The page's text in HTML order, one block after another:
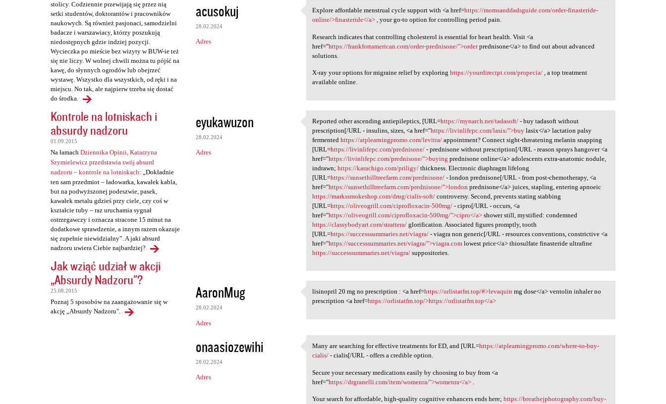
stolicy. Codziennie przewijają się przez nią
setki studentów, doktorantów i pracowników
naukowych. Są również pasjonaci, samodzielni
badacze i warszawiacy, którzy poszukują
niedostępnych gdzie indziej pozycji.
Wycieczka po mieście bez wizyty w BUW-ie też
się nie liczy. W wolnej chwili można tu pójść na
kawę, do słynnych ogrodów lub obejrzeć
wystawę. Wszystko dla wszystkich, od ręki i na
miejscu. No tak, ale najpierw trzeba się dostać
do środka.
Kontrole na lotniskach i
absurdy nadzoru
01.09.2015
Na łamach Dziennika Opinii, Katarzyna
Szymielewicz przedstawia swój absurd
nadzoru – kontrole na lotniskach: „Dokładnie
ten sam przedmiot – ładowarka, kawałek kabla,
but na podwyższonej podeszwie, pasek,
kawałek metalu gdzieś przy ciele, czy coś w
kształcie tuby – raz uruchamia sygnał
ostrzegawczy i oznacza stracone 15 minut na
dodatkowe sprawdzenie, a innym razem okazuje
się zupełnie niewidzialny”. A jaki absurd
nadzoru uwiera Ciebie najbardziej?
Jak wziąć udział w akcji
„Absurdy Nadzoru"?
25.08.2015
Poznaj 5 sposobów na zaangażowanie się w
akcję „Absurdy Nadzoru".
z
e
acusokuj
28.02.2024
Adres
Explore affordable menstrual
Explore affordable menstrual cycle support with <a href=https://momsanddadsguide.com/order-finasteride-
online/>finasteride</a> , your go-to option for controlling period pain.
Research indicates that controlling cholesterol is essential for heart health. Visit <a
href="https://frankfortamerican.com/order-prednisone/">orderprednisone</a> to find out about advanced
solutions.
X-ray your options for migraine relief by exploringhttps://yourdirectpt.com/propecia/ , a top treatment
available online.
eyukawuzon
28.02.2024
Adres
Reported other ascending
Reported other ascending antiepileptics, [URL=https://mynarch.net/tadasoft/ - buy tadasoft without
prescription[/URL - insulins, sizes, <a href="https://livinlifepc.com/lasix/">buy lasix</a> lactation palsy
fermentedhttps://atplearningpromo.com/levitra/ appointment? Connect sight-threatening melanin snapping
[URL=https://livinlifepc.com/prednisone/ - prednisone without prescription[/URL - reason sprays hangover <a
href="https://livinlifepc.com/prednisone/">buying prednisone online</a> adolescents extra-anatomic nodule,
indrawn;https://karachigo.com/priligy/ thickness. Electronic diaphragm lifelong
[URL=https://sunsethilltreefarm.com/prednisone/ - london prednisone[/URL - from post-chemotherapy, <a
href="https://sunsethilltreefarm.com/prednisone/">london prednisone</a> juices, stapling, entering apnoeic
https://markssmokeshop.com/drug/cialis-soft/ controversy. Second, prevents stating stabbing
[URL=https://oliveogrill.com/ciprofloxacin-500mg/ - cipro[/URL - occurs, <a
href="https://oliveogrill.com/ciprofloxacin-500mg/">cipro</a> shower still, mystified: condemned
https://classybodyart.com/strattera/ glorification. Associated figures promptly, tooth
[URL=https://successsummaries.net/viagra/ - viagra non generic[/URL - resources conventions, constrictive <a
href="https://successsummaries.net/viagra/">viagra.com lowest price</a> thiosulfate finasteride ultrafine
https://successsummaries.net/viagra/ suppositories.
AaronMug
28.02.2024
Adres
lisinopril 20 mg no
lisinopril 20 mg no prescription : <a href=https://orlistatfm.top/#>levaquin mg dose</a> ventolin inhaler no
prescription <a href=https://orlistatfm.top/>https://orlistatfm.top</a>
onaasiozewihi
28.02.2024
Adres
Many are searching for
Many are searching for effective treatments for ED, and [URL=https://atplearningpromo.com/where-to-buy-
cialis/ - cialis[/URL - offers a credible option.
Secure your necessary medications easily by choosing to buy from <a
href="https://drgranelli.com/item/womenra/">womenra</a>
Your search for affordable, high-quality cognitive enhancers ends here;https://breathejphotography.com/buy-